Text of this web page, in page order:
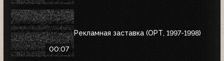
00:07
Рекламная заставка (ОРТ, 1997-1998)